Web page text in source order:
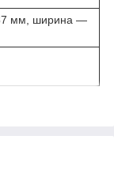
мм, ширина —